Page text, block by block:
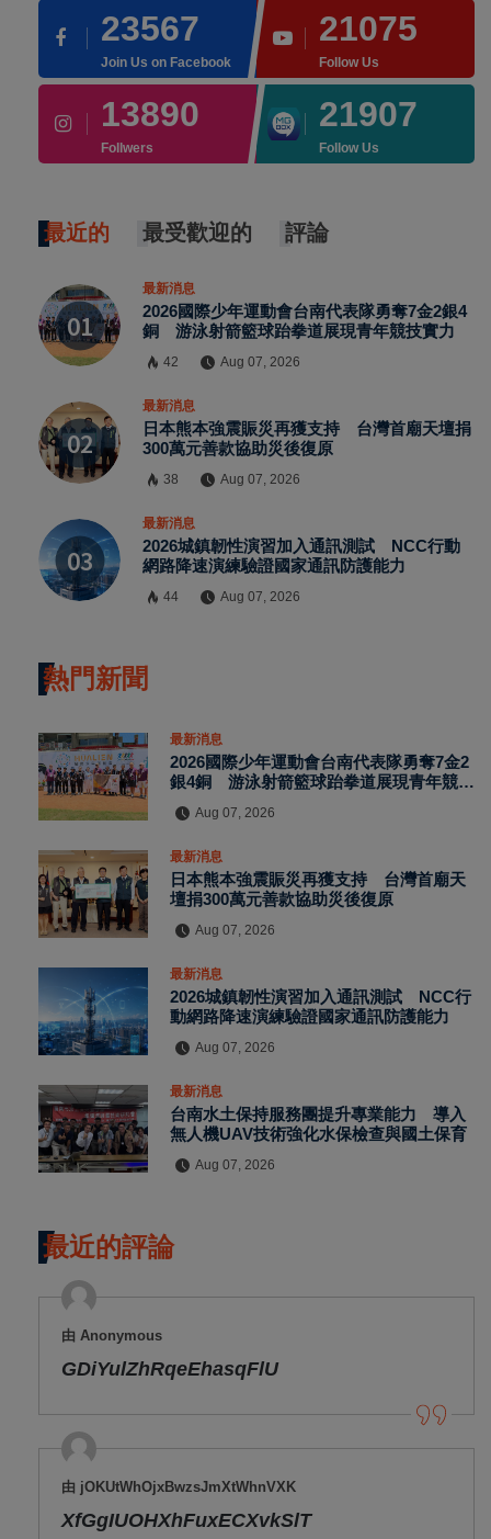
23567
Join Us on Facebook
21075
Follow Us
13890
Follwers
21907
Follow Us
最近的 最受歡迎的 評論
最新消息
2026國際少年運動會台南代表隊勇奪7金2銀4
銅 游泳射箭籃球跆拳道展現青年競技實力
42 Aug 07, 2026
最新消息
日本熊本強震賑災再獲支持 台灣首廟天壇捐
300萬元善款協助災後復原
38 Aug 07, 2026
最新消息
2026城鎮韌性演習加入通訊測試 NCC行動
網路降速演練驗證國家通訊防護能力
44 Aug 07, 2026
熱門新聞
最新消息
2026國際少年運動會台南代表隊勇奪7金2
銀4銅 游泳射箭籃球跆拳道展現青年競技
Aug 07, 2026
最新消息
日本熊本強震賑災再獲支持 台灣首廟天
壇捐300萬元善款協助災後復原
Aug 07, 2026
最新消息
2026城鎮韌性演習加入通訊測試 NCC行
動網路降速演練驗證國家通訊防護能力
Aug 07, 2026
最新消息
台南水土保持服務團提升專業能力 導入
無人機UAV技術強化水保檢查與國土保育
Aug 07, 2026
最近的評論
由 Anonymous
GDiYulZhRqeEhasqFlU
由 jOKUtWhOjxBwzsJmXtWhnVXK
XfGgIUOHXhFuxECXvkSlT